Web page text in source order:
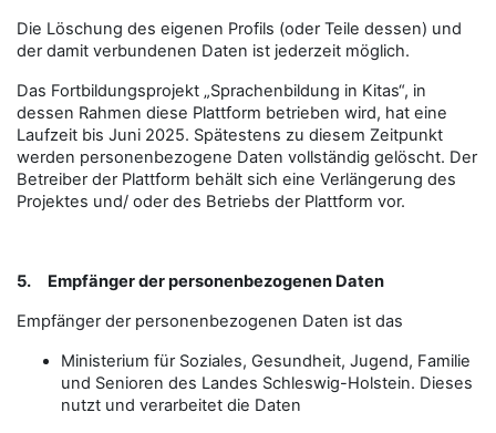
Die Löschung des eigenen Profils (oder Teile dessen) und
der damit verbundenen Daten ist jederzeit möglich.
Das Fortbildungsprojekt „Sprachenbildung in Kitas“, in
dessen Rahmen diese Plattform betrieben wird, hat eine
Laufzeit bis Juni 2025. Spätestens zu diesem Zeitpunkt
werden personenbezogene Daten vollständig gelöscht. Der
Betreiber der Plattform behält sich eine Verlängerung des
Projektes und/ oder des Betriebs der Plattform vor.
5. Empfänger der personenbezogenen Daten
Empfänger der personenbezogenen Daten ist das
Ministerium für Soziales, Gesundheit, Jugend, Familie
und Senioren des Landes Schleswig-Holstein. Dieses
nutzt und verarbeitet die Daten